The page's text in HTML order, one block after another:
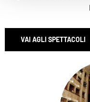
VAI AGLI SPETTACOLI